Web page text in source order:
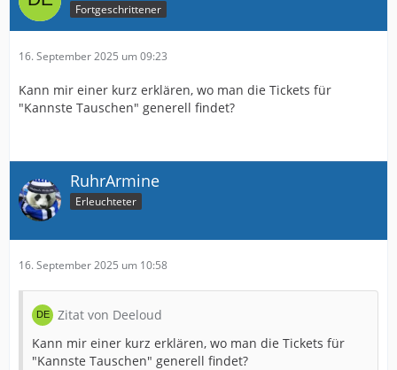
Fortgeschrittener
16. September 2025 um 09:23
Kann mir einer kurz erklären, wo man die Tickets für
"Kannste Tauschen" generell findet?
RuhrArmine
Erleuchteter
16. September 2025 um 10:58
Zitat von Deeloud
Kann mir einer kurz erklären, wo man die Tickets für
"Kannste Tauschen" generell findet?